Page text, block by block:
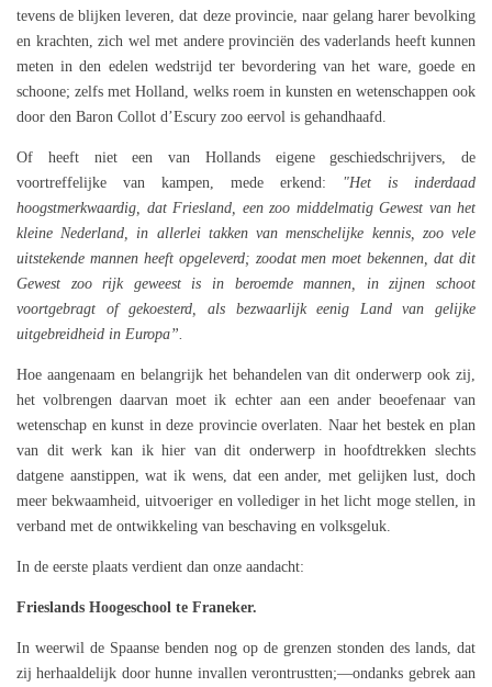
tevens de blijken leveren, dat deze provincie, naar gelang harer bevolking
en krachten, zich wel met andere provinciën des vaderlands heeft kunnen
meten in den edelen wedstrijd ter bevordering van het ware, goede en
schoone; zelfs met Holland, welks roem in kunsten en wetenschappen ook
door den Baron Collot d’Escury zoo eervol is gehandhaafd.
Of heeft niet een van Hollands eigene geschiedschrijvers, de
voortreffelijke van kampen, mede erkend: "Het is inderdaad
hoogstmerkwaardig, dat Friesland, een zoo middelmatig Gewest van het
kleine Nederland, in allerlei takken van menschelijke kennis, zoo vele
uitstekende mannen heeft opgeleverd; zoodat men moet bekennen, dat dit
Gewest zoo rijk geweest is in beroemde mannen, in zijnen schoot
voortgebragt of gekoesterd, als bezwaarlijk eenig Land van gelijke
uitgebreidheid in Europa”.
Hoe aangenaam en belangrijk het behandelen van dit onderwerp ook zij,
het volbrengen daarvan moet ik echter aan een ander beoefenaar van
wetenschap en kunst in deze provincie overlaten. Naar het bestek en plan
van dit werk kan ik hier van dit onderwerp in hoofdtrekken slechts
datgene aanstippen, wat ik wens, dat een ander, met gelijken lust, doch
meer bekwaamheid, uitvoeriger en vollediger in het licht moge stellen, in
verband met de ontwikkeling van beschaving en volksgeluk.
In de eerste plaats verdient dan onze aandacht:
Frieslands Hoogeschool te Franeker.
In weerwil de Spaanse benden nog op de grenzen stonden des lands, dat
zij herhaaldelijk door hunne invallen verontrustten;—ondanks gebrek aan